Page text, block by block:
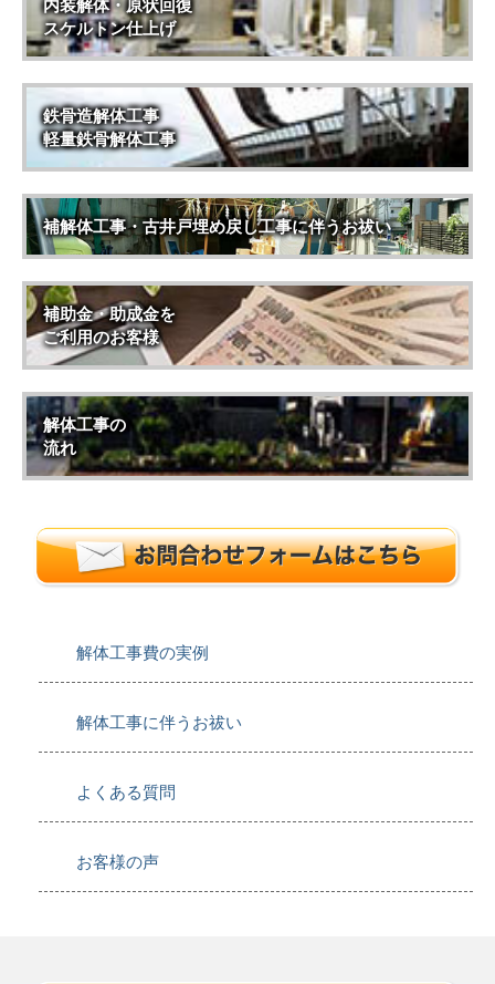
スケルトン仕上げ
鉄骨造解体工事
軽量鉄骨解体工事
補解体工事・古井戸埋め戻し工事に伴うお祓い
補助金・助成金を
ご利用のお客様
解体工事の
流れ
解体工事費の実例
解体工事に伴うお祓い
よくある質問
お客様の声